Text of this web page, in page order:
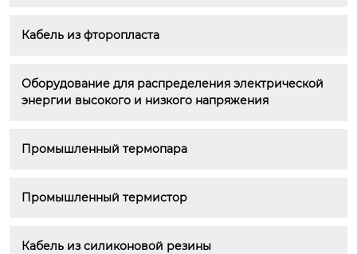
Кабель из фторопласта
Оборудование для распределения электрической
энергии высокого и низкого напряжения
Промышленный термопара
Промышленный термистор
Кабель из силиконовой резины